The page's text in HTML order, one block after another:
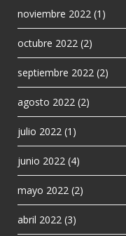
noviembre 2022 (1)
octubre 2022 (2)
septiembre 2022 (2)
agosto 2022 (2)
julio 2022 (1)
junio 2022 (4)
mayo 2022 (2)
abril 2022 (3)